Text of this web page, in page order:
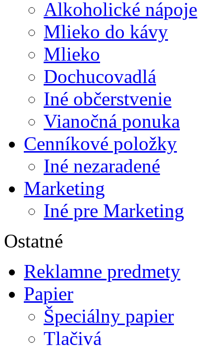
Alkoholické nápoje
Mlieko do kávy
Mlieko
Dochucovadlá
Iné občerstvenie
Vianočná ponuka
Cenníkové položky
Iné nezaradené
Marketing
Iné pre Marketing
Ostatné
Reklamne predmety
Papier
Špeciálny papier
Tlačivá